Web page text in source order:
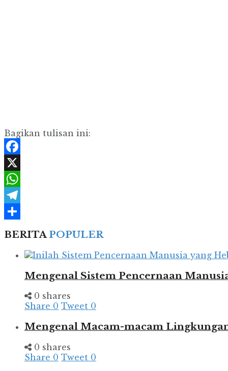
Bagikan tulisan ini:
Facebook
X
WhatsApp
Telegram
BERITAPOPULER
Mengenal Sistem Pencernaan
0 shares
Share 0 Tweet 0
Mengenal Macam-macam
0 shares
Share 0 Tweet 0